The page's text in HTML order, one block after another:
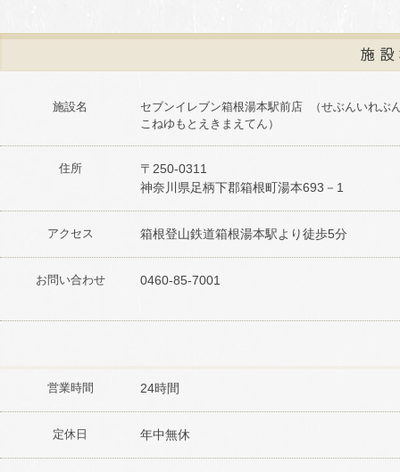
施設名
セブンイレブン箱根湯本駅前店 （せぶんいれ
こねゆもとえきまえてん）
住所
〒250-0311
神奈川県足柄下郡箱根町湯本693－1
アクセス 箱根登山鉄道箱根湯本駅より徒歩5分
お問い合わせ 0460-85-7001
営業時間 24時間
定休日 年中無休